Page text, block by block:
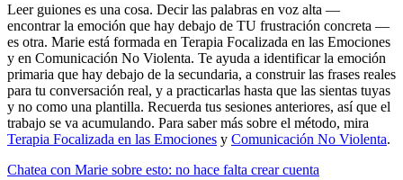
Leer guiones es una cosa. Decir las palabras en voz alta —
encontrar la emoción que hay debajo de TU frustración concreta —
es otra. Marie está formada en Terapia Focalizada en las Emociones
y en Comunicación No Violenta. Te ayuda a identificar la emoción
primaria que hay debajo de la secundaria, a construir las frases reales
para tu conversación real, y a practicarlas hasta que las sientas tuyas
y no como una plantilla. Recuerda tus sesiones anteriores, así que el
trabajo se va acumulando. Para saber más sobre el método, mira
Terapia Focalizada en las Emociones y Comunicación No Violenta.
Chatea con Marie sobre esto: no hace falta crear cuenta